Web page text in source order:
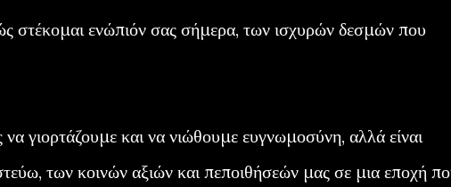
στέκομαι ενώπιόν σας σήμερα, των ισχυρών δεσμών που
να γιορτάζουμε και να νιώθουμε ευγνωμοσύνη, αλλά είναι
των κοινών αξιών και πεποιθήσεών μας σε μια εποχή